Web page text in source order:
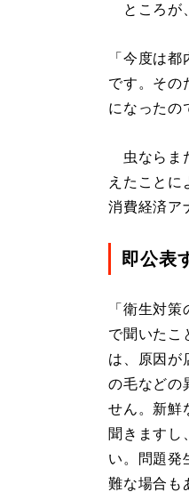
ところが
「今度は
です。その
になったの
虫ならま
えたことに
消費経済ア
即公表
「衛生対
で聞いたこ
は、原因が
の毛などの
せん。新鮮
聞きますし
い。問題発
難な場合も